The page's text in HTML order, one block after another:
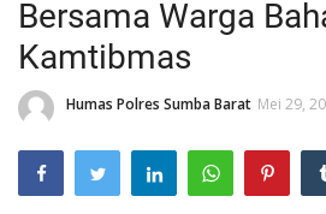
Binkam
Giat Ops
Polisi Kita
Bersama Warga
Kamtibmas
Humas Polres Sumba Barat Mei 29,